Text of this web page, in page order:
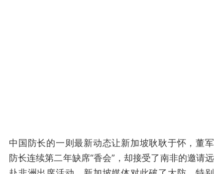
中国防长的一则最新动态让新加坡耿耿于怀，董军
防长连续第二年缺席“香会”，却接受了南非的邀请远